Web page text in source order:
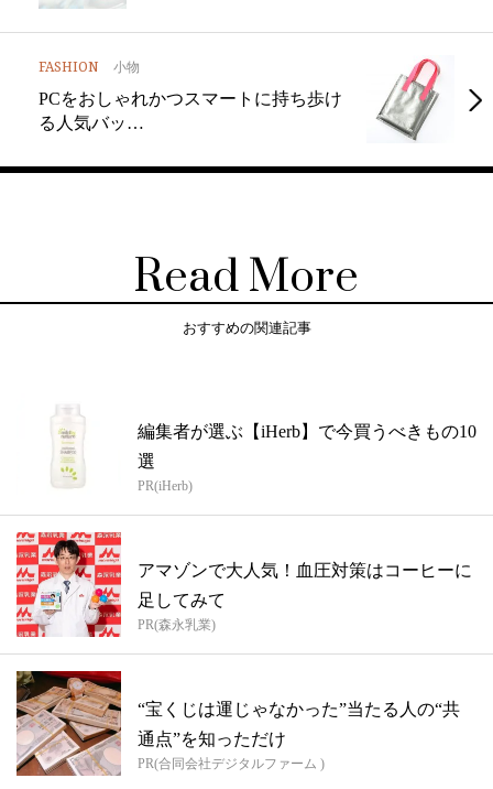
FASHION 小物
PCをおしゃれかつスマートに持ち歩け
る人気バッ…
Read More
おすすめの関連記事
編集者が選ぶ【iHerb】で今買うべきもの10
選
PR(iHerb)
アマゾンで大人気！血圧対策はコーヒーに
足してみて
PR(森永乳業)
“宝くじは運じゃなかった”当たる人の“共
通点”を知っただけ
PR(合同会社デジタルファーム )